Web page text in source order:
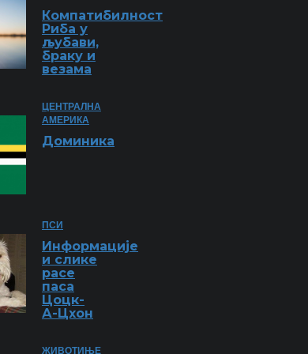
Компатибилност
Риба у
љубави,
браку и
везама
ЦЕНТРАЛНА
АМЕРИКА
Доминика
ПСИ
Информације
и слике
расе
паса
Цоцк-
А-Цхон
ЖИВОТИЊЕ